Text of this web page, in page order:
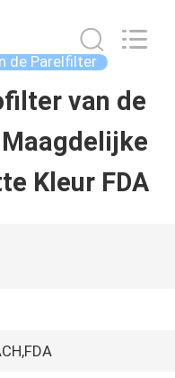
de Parelfilter
van de
Kleur FDA